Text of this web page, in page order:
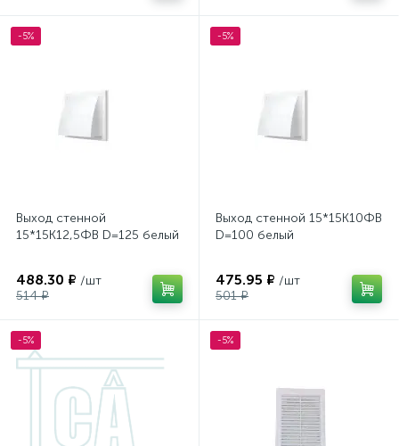
-5%
Выход стенной
15*15К12,5ФВ D=125 белый
488.30 ₽ /шт
514 ₽
-5%
Выход стенной 15*15К10ФВ
D=100 белый
475.95 ₽ /шт
501 ₽
-5% -5%